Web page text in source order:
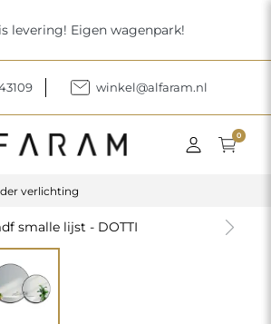
levering! Eigen wagenpark!
winkel@alfaram.nl
0
verlichting
Next